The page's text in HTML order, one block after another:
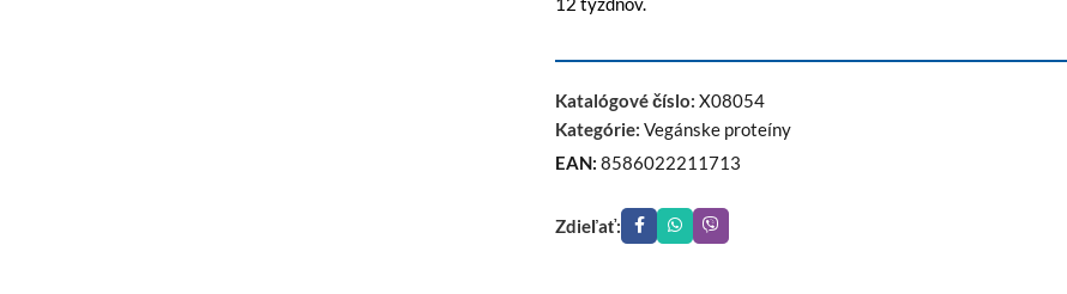
Katalógové číslo: X08054
Kategórie: Vegánske proteíny
EAN: 8586022211713
Zdieľať: